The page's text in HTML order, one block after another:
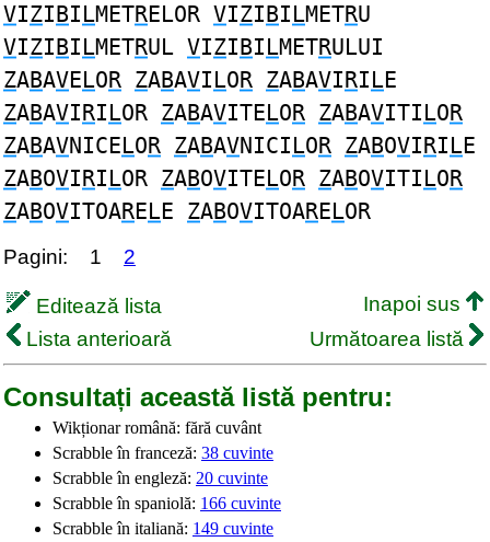
VIZIBILMETRELOR VIZIBILMETRU
VIZIBILMETRUL VIZIBILMETRULUI
ZABAVELOR ZABAVILOR ZABAVIRILE
ZABAVIRILOR ZABAVITELOR ZABAVITILOR
ZABAVNICELOR ZABAVNICILOR ZABOVIRILE
ZABOVIRILOR ZABOVITELOR ZABOVITILOR
ZABOVITOARELE ZABOVITOARELOR
Pagini: 1 2
Editează lista
Inapoi sus
Lista anterioară
Următoarea listă
Consultați această listă pentru:
Wikționar română: fără cuvânt
Scrabble în franceză: 38 cuvinte
Scrabble în engleză: 20 cuvinte
Scrabble în spaniolă: 166 cuvinte
Scrabble în italiană: 149 cuvinte